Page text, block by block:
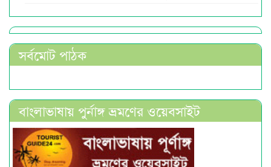
সর্বমোট পাঠক
বাংলাভাষায় পুর্নাঙ্গ ভ্রমণের ওয়েবসাইট